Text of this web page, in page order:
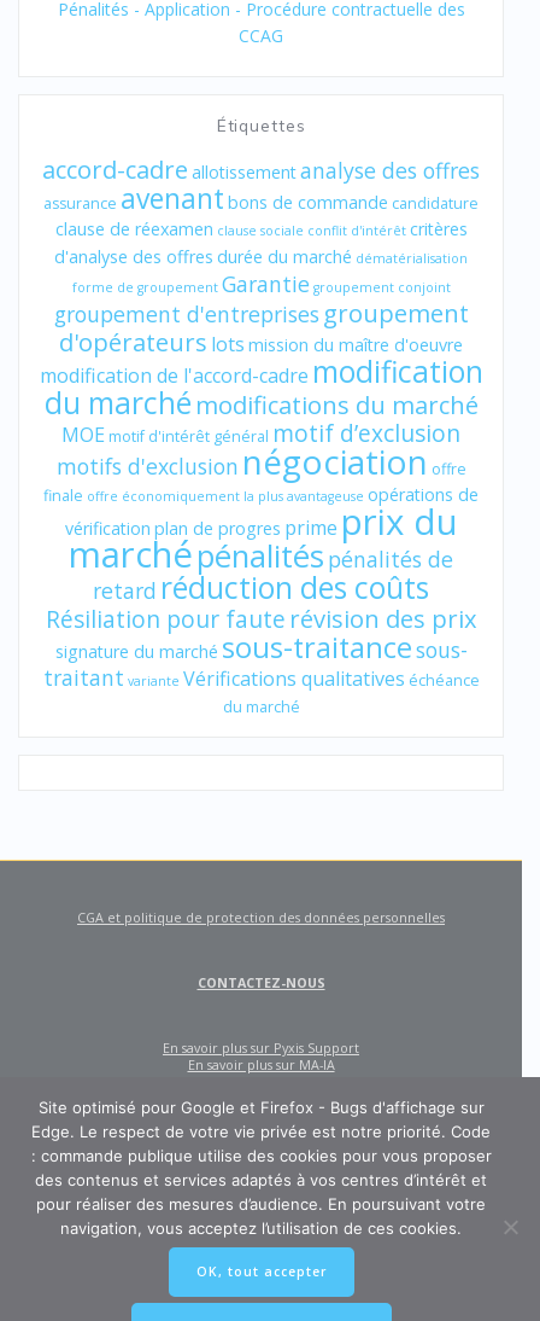
Pénalités - Application - Procédure contractuelle des
CCAG
Étiquettes
accord-cadre allotissementanalyse des offres
assurance avenant bons de commande candidature
clause de réexamen clause sociale conflit d'intérêt critères
d'analyse des offres durée du marché dématérialisation
forme de groupement Garantie groupement conjoint
groupement d'entreprises groupement
d'opérateurs lots mission du maître d'oeuvre
modification de l'accord-cadre modification
du marché modifications du marché
MOE motif d'intérêt général motif d’exclusion
motifs d'exclusion négociation offre
finale offre économiquement la plus avantageuse opérations de
vérification plan de progres prime prix du
marchépénalités pénalités de
retard réduction des coûts
Résiliation pour faute révision des prix
signature du marché sous-traitancesous-
traitant variante Vérifications qualitatives échéance
du marché
CODE : COMMANDE PUBLIQUE
Un site créé et édité par Pyxis Support, cabinet de conseil en achats et
marchés publics : AMO, Externalisation des marchés, Contract Management,
Ingénierie contractuelle
CGA et politique de protection des données personnelles
CONTACTEZ-NOUS
En savoir plus sur Pyxis Support
En savoir plus sur MA-IA
Site optimisé pour Google et Firefox - Bugs d'affichage sur
Edge. Le respect de votre vie privée est notre priorité. Code
: commande publique utilise des cookies pour vous proposer
des contenus et services adaptés à vos centres d’intérêt et
pour réaliser des mesures d’audience. En poursuivant votre
navigation, vous acceptez l’utilisation de ces cookies.
OK, tout accepter